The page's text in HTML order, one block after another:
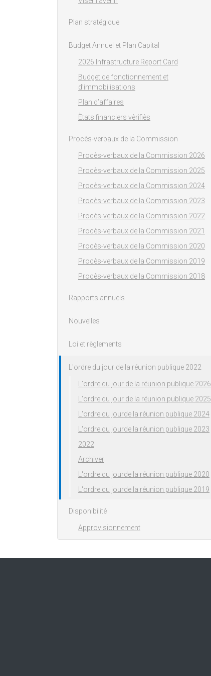
Plan stratégique
Budget Annuel et Plan Capital
2026 Infrastructure Report Card
Budget de fonctionnement et
d’immobilisations
Plan d’affaires
Ètats financiers vèrifiès
Procès-verbaux de la Commission
Procès-verbaux de la Commission 2026
Procès-verbaux de la Commission 2025
Procès-verbaux de la Commission 2024
Procès-verbaux de la Commission 2023
Procès-verbaux de la Commission 2022
Procès-verbaux de la Commission 2021
Procès-verbaux de la Commission 2020
Procès-verbaux de la Commission 2019
Procès-verbaux de la Commission 2018
Rapports annuels
Nouvelles
Loi et règlements
L'ordre du jour de la réunion publique 2022
L'ordre du jour de la réunion publique 2026
L'ordre du jour de la réunion publique 2025
L'ordre du jourde la réunion publique 2024
L'ordre du jourde la réunion publique 2023
2022
Archiver
L'ordre du jourde la réunion publique 2020
L'ordre du jourde la réunion publique 2019
Disponibilité
Approvisionnement